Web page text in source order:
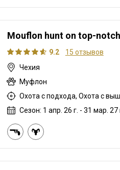
Mouflon hunt on top-
9.2
15 отзывов
Чехия
Муфлон
Охота с подхода, Охота с
Сезон: 1 апр. 26 г. - 31 мар. 27